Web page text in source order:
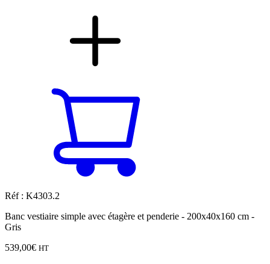
Réf : K4303.2
Banc vestiaire simple avec étagère et penderie - 200x40x160 cm -
Gris
539,00€ HT